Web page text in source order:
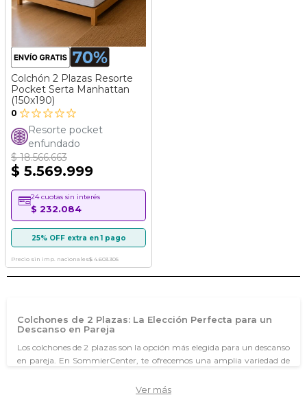
Colchón 2 Plazas Resorte
Pocket Serta Manhattan
(150x190)
0
Resorte pocket
enfundado
$ 18.566.663
$ 5.569.999
24 cuotas sin interés
$ 232.084
25% OFF extra en 1 pago
Precio sin imp. nacionales$ 4.603.305
Colchones de 2 Plazas: La Elección Perfecta para un
Descanso en Pareja
Los colchones de 2 plazas son la opción más elegida para un descanso
en pareja. En SommierCenter, te ofrecemos una amplia variedad de
adaptarse a tus necesidades y las de tu acompañante. Con diferentes
Ver más